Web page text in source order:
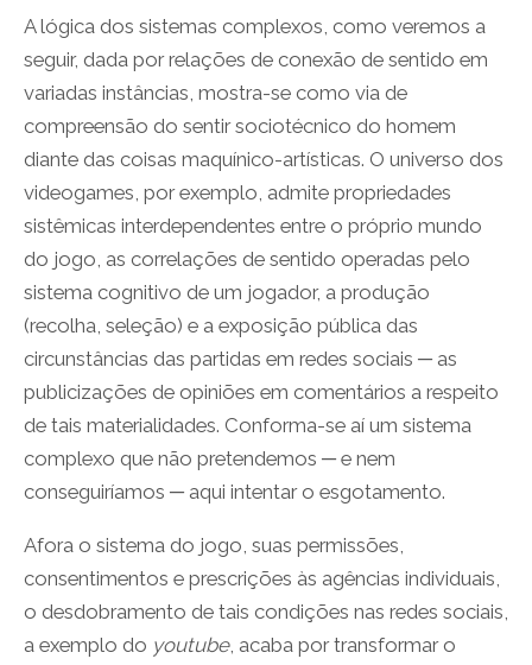
A lógica dos sistemas complexos, como veremos a
seguir, dada por relações de conexão de sentido em
variadas instâncias, mostra-se como via de
compreensão do sentir sociotécnico do homem
diante das coisas maquínico-artísticas. O universo dos
videogames, por exemplo, admite propriedades
sistêmicas interdependentes entre o próprio mundo
do jogo, as correlações de sentido operadas pelo
sistema cognitivo de um jogador, a produção
(recolha, seleção) e a exposição pública das
circunstâncias das partidas em redes sociais ─ as
publicizações de opiniões em comentários a respeito
de tais materialidades. Conforma-se aí um sistema
complexo que não pretendemos ─ e nem
conseguiríamos ─ aqui intentar o esgotamento.
Afora o sistema do jogo, suas permissões,
consentimentos e prescrições às agências individuais,
o desdobramento de tais condições nas redes sociais,
a exemplo do youtube, acaba por transformar o